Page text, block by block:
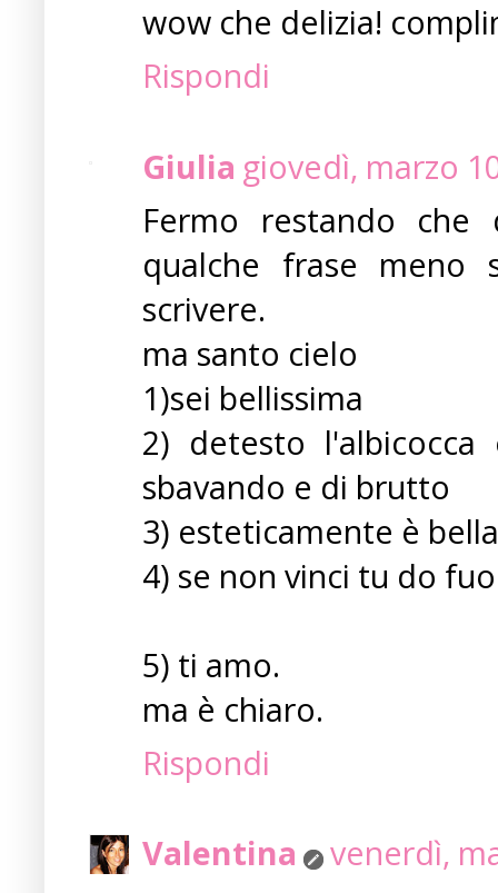
wow che delizia!
Rispondi
Giulia giovedì, marzo
Fermo restando
qualche frase meno
scrivere.
ma santo cielo
1)sei bellissima
2) detesto
sbavando e di brutto
3) esteticamente è
4) se non vinci tu do
5) ti amo.
ma è chiaro.
Rispondi
Valentina
venerdì,